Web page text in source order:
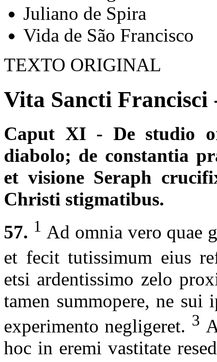
Juliano de Spira
Vida de São Francisco
TEXTO ORIGINAL
Vita Sancti Francisci
Caput XI - De studio
diabolo; de constantia
et visione Seraph
Christi stigmatibus.
57. 1 Ad omnia vero quae
et fecit tutissimum eius
etsi ardentissimo zelo
tamen summopere, ne
experimento negligeret. 3
hoc in eremi vastitate